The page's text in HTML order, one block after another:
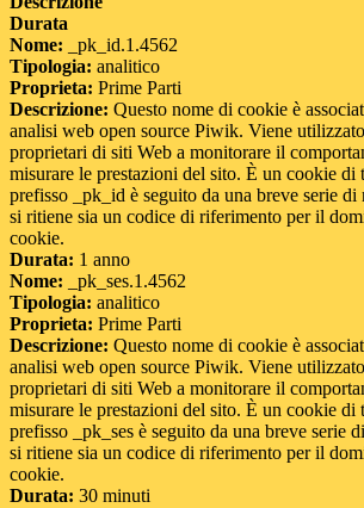
Durata
Nome: _pk_id.1.4562
Tipologia: analitico
Proprieta: Prime Parti
Descrizione: Questo nome di cookie è
analisi web open source Piwik. Viene
proprietari di siti Web a monitorare il
misurare le prestazioni del sito. È un cookie
prefisso _pk_id è seguito da una breve serie di
si ritiene sia un codice di riferimento per il
cookie.
Durata: 1 anno
Nome: _pk_ses.1.4562
Tipologia: analitico
Proprieta: Prime Parti
Descrizione: Questo nome di cookie è
analisi web open source Piwik. Viene
proprietari di siti Web a monitorare il
misurare le prestazioni del sito. È un cookie
prefisso _pk_ses è seguito da una breve serie
si ritiene sia un codice di riferimento per il
cookie.
Durata: 30 minuti